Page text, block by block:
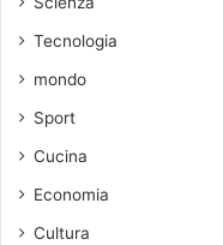
traduca in nuove
“L’IRE si
capace di
–
Generale IFO.
sostenere,
Tecnologia
mondo
Sport
Cucina
Economia
Cultura